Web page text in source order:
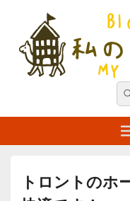
私の人生、
検
索
対
象:
トロントのホ